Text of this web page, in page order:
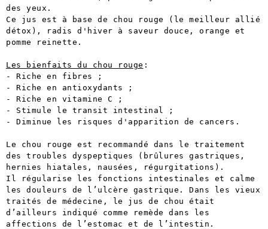
des yeux.
Ce jus est à base de chou rouge (le meilleur allié
détox), radis d'hiver à saveur douce, orange et
pomme reinette.
Les bienfaits du chou rouge :
- Riche en fibres ;
- Riche en antioxydants ;
- Riche en vitamine C ;
- Stimule le transit intestinal ;
- Diminue les risques d'apparition de cancers.
Le chou rouge est recommandé dans le traitement
des troubles dyspeptiques (brûlures gastriques,
hernies hiatales, nausées, régurgitations).
Il régularise les fonctions intestinales et calme
les douleurs de l’ulcère gastrique. Dans les vieux
traités de médecine, le jus de chou était
d’ailleurs indiqué comme remède dans les
affections de l’estomac et de l’intestin.